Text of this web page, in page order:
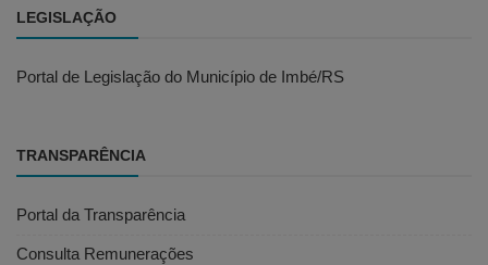
LEGISLAÇÃO
Portal de Legislação do Município de Imbé/RS
TRANSPARÊNCIA
Portal da Transparência
Consulta Remunerações